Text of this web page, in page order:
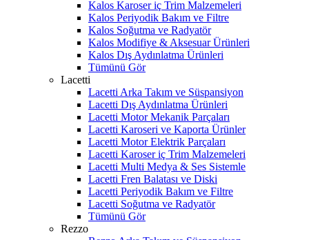
Kalos Karoser iç Trim Malzemeleri
Kalos Periyodik Bakım ve Filtre
Kalos Soğutma ve Radyatör
Kalos Modifiye & Aksesuar Ürünleri
Kalos Dış Aydınlatma Ürünleri
Tümünü Gör
Lacetti
Lacetti Arka Takım ve Süspansiyon
Lacetti Dış Aydınlatma Ürünleri
Lacetti Motor Mekanik Parçaları
Lacetti Karoseri ve Kaporta Ürünler
Lacetti Motor Elektrik Parçaları
Lacetti Karoser iç Trim Malzemeleri
Lacetti Multi Medya & Ses Sistemle
Lacetti Fren Balatası ve Diski
Lacetti Periyodik Bakım ve Filtre
Lacetti Soğutma ve Radyatör
Tümünü Gör
Rezzo